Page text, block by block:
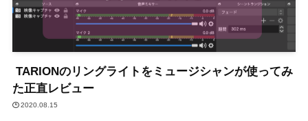
TARIONのリングライトをミュージシャンが使ってみ
た正直レビュー
2020.08.15